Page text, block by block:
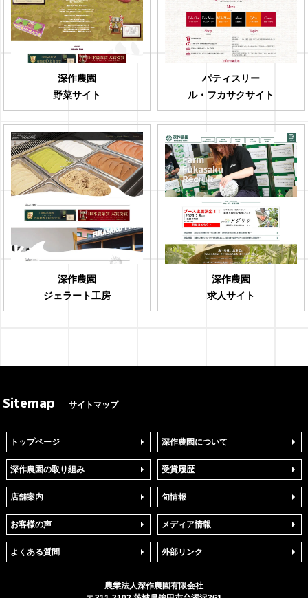
深作農園
野菜サイト
パティスリー
ル・フカサクサイト
深作農園
ジェラート工房
深作農園
求人サイト
Sitemap サイトマップ
トップページ 深作農園について
深作農園の取り組み 受賞履歴
店舗案内 旬情報
お客様の声 メディア情報
よくある質問 外部リンク
農業法人深作農園有限会社